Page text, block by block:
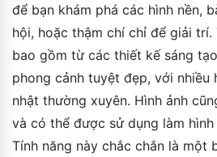
để bạn khám phá các hình nền,
hội, hoặc thậm chí chỉ để giải trí.
bao gồm từ các thiết kế sáng
phong cảnh tuyệt đẹp, với nhiều
nhật thường xuyên. Hình ảnh
và có thể được sử dụng làm
Tính năng này chắc chắn là một